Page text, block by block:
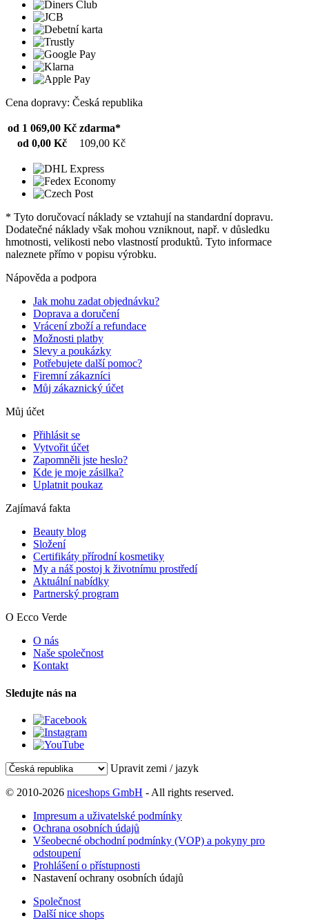
Cena dopravy: Česká republika
od 1 069,00 Kč zdarma*
od 0,00 Kč
109,00 Kč
* Tyto doručovací náklady se vztahují na standardní dopravu.
Dodatečné náklady však mohou vzniknout, např. v důsledku
hmotnosti, velikosti nebo vlastností produktů. Tyto informace
naleznete přímo v popisu výrobku.
Nápověda a podpora
Jak mohu zadat objednávku?
Doprava a doručení
Vrácení zboží a refundace
Možnosti platby
Slevy a poukázky
Potřebujete další pomoc?
Firemní zákazníci
Můj zákaznický účet
Můj účet
Přihlásit se
Vytvořit účet
Zapomněli jste heslo?
Kde je moje zásilka?
Uplatnit poukaz
Zajímavá fakta
Beauty blog
Složení
Certifikáty přírodní kosmetiky
My a náš postoj k životnímu prostředí
Aktuální nabídky
Partnerský program
O Ecco Verde
O nás
Naše společnost
Kontakt
Sledujte nás na
Upravit zemi / jazyk
© 2010-2026 niceshops GmbH - All rights reserved.
Impresum a uživatelské podmínky
Ochrana osobních údajů
Všeobecné obchodní podmínky (VOP) a pokyny pro
odstoupení
Prohlášení o přístupnosti
Nastavení ochrany osobních údajů
Společnost
Další nice shops